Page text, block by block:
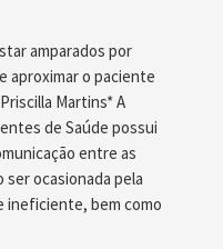
amparados por
aproximar o paciente
Martins* A
de Saúde possui
entre as
ocasionada pela
ineficiente, bem como